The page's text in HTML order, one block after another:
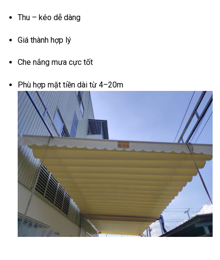
Thu – kéo dễ dàng
Giá thành hợp lý
Che nắng mưa cực tốt
Phù hợp mặt tiền dài từ 4–20m